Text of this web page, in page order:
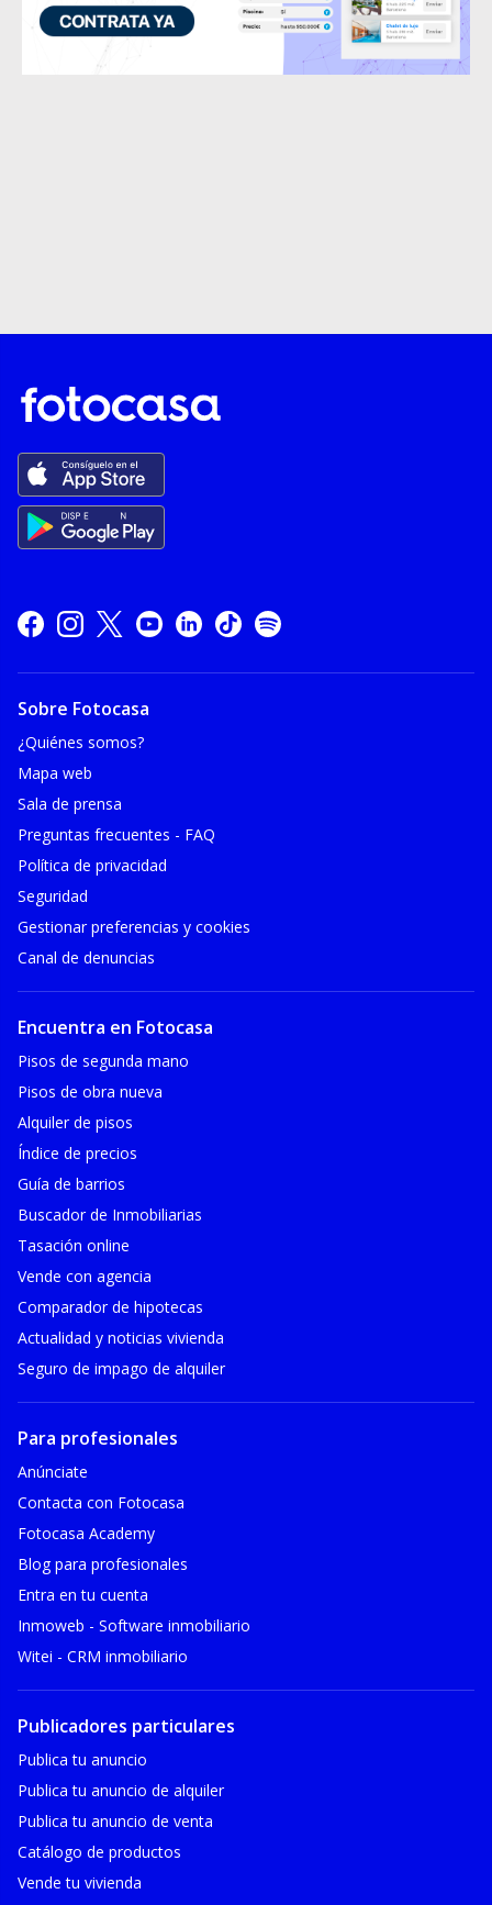
Sobre Fotocasa
¿Quiénes somos?
Mapa web
Sala de prensa
Preguntas frecuentes - FAQ
Política de privacidad
Seguridad
Gestionar preferencias y cookies
Canal de denuncias
Encuentra en Fotocasa
Pisos de segunda mano
Pisos de obra nueva
Alquiler de pisos
Índice de precios
Guía de barrios
Buscador de Inmobiliarias
Tasación online
Vende con agencia
Comparador de hipotecas
Actualidad y noticias vivienda
Seguro de impago de alquiler
Para profesionales
Anúnciate
Contacta con Fotocasa
Fotocasa Academy
Blog para profesionales
Entra en tu cuenta
Inmoweb - Software inmobiliario
Witei - CRM inmobiliario
Publicadores particulares
Publica tu anuncio
Publica tu anuncio de alquiler
Publica tu anuncio de venta
Catálogo de productos
Vende tu vivienda